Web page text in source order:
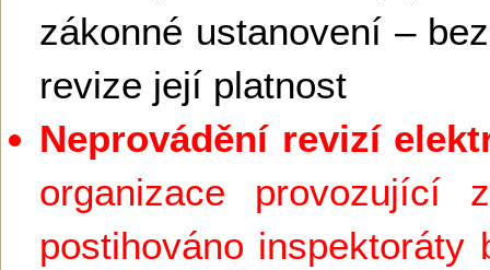
zákonné ustanovení –
revize její platnost
Neprovádění revizí
organizace
postihováno